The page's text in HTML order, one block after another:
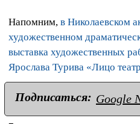
Напомним, в Николаевском
художественном
выставка художественных
Ярослава Турива «Лицо
Подписаться: Google